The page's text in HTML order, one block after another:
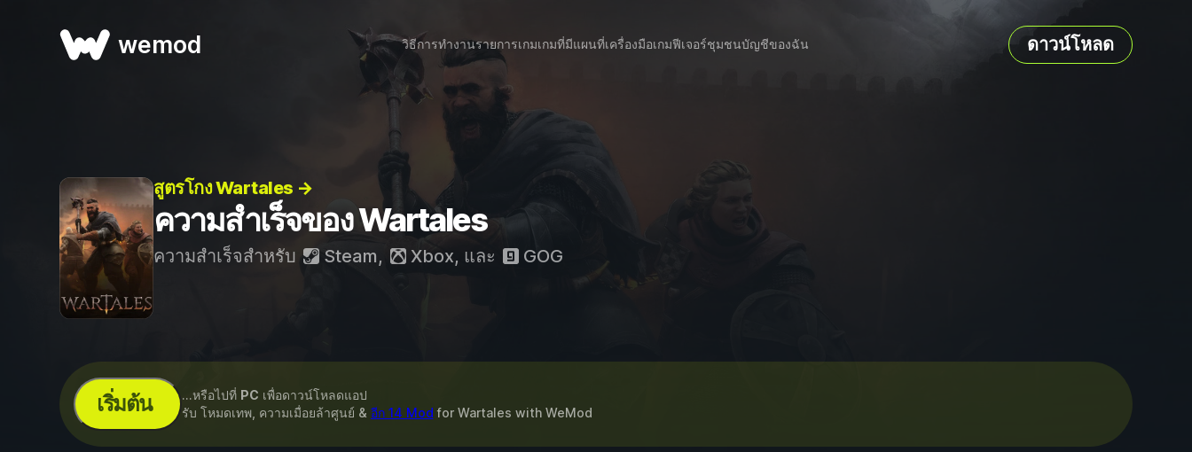
wemod วิธีการทำงานรายการเกมเกมที่มีแผนที่เครื่องมือเกมฟีเจอร์ชุมชนบัญชีของฉัน ดาวน์โหลด
สูตรโกง Wartales →
ความสำเร็จของ Wartales
ความสำเร็จสำหรับ Steam, Xbox, และ GOG
เริ่มต้น ...หรือไปที่ PC เพื่อดาวน์โหลดแอป
รับ โหมดเทพ, ความเมื่อยล้าศูนย์ & อีก 14 Mod for Wartales with WeMod